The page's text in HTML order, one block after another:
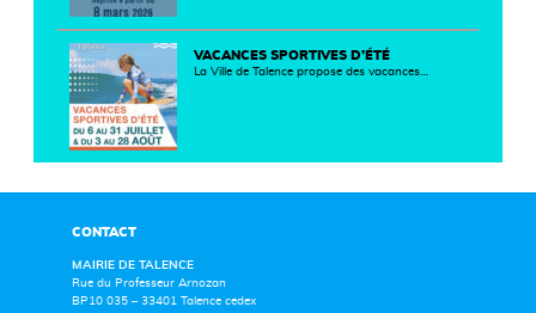
VACANCES SPORTIVES D’ÉTÉ
La Ville de Talence propose des vacances…
CONTACT
MAIRIE DE TALENCE
Rue du Professeur Arnozan
BP10 035 – 33401 Talence cedex